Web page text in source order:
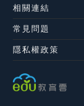
相關連結
常見問題
隱私權政策